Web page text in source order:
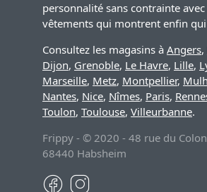
personnalité sans contrainte avec
vêtements qui montrent enfin qui
Consultez les magasins à Angers,
Dijon, Grenoble, Le Havre, Lille,
Marseille, Metz, Montpellier,
Nantes, Nice, Nîmes, Paris,
Toulon, Toulouse, Villeurbanne.
Frippy - © 2020 - 48 rue du
68440 Habsheim
Facebook